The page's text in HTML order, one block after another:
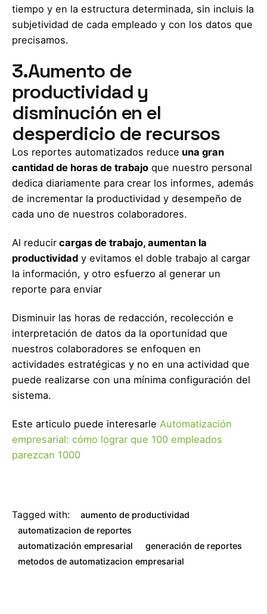
tiempo y en la estructura determinada, sin incluis la
subjetividad de cada empleado y con los datos que
precisamos.
3.Aumento de
productividad y
disminución en el
desperdicio de recursos
Los reportes automatizados reduce una gran
cantidad de horas de trabajo que nuestro personal
dedica diariamente para crear los informes, además
de incrementar la productividad y desempeño de
cada uno de nuestros colaboradores.
Al reducir cargas de trabajo, aumentan la
productividad y evitamos el doble trabajo al cargar
la información, y otro esfuerzo al generar un
reporte para enviar
Disminuir las horas de redacción, recolección e
interpretación de datos da la oportunidad que
nuestros colaboradores se enfoquen en
actividades estratégicas y no en una actividad que
puede realizarse con una mínima configuración del
sistema.
Este articulo puede interesarle Automatización
empresarial: cómo lograr que 100 empleados
parezcan 1000
Tagged with:
aumento de productividad
automatizacion de reportes
automatización empresarial
generación de reportes
metodos de automatizacion empresarial